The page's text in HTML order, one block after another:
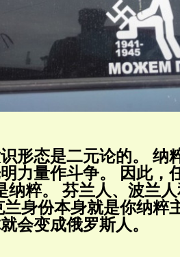
形态是二元论的。
纳
力量作斗争。
因此，
纳粹。
芬兰人、波兰
兰身份本身就是你纳粹
会变成俄罗斯人。